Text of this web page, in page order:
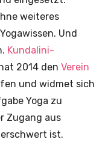
weiteres
Und
Kundalini-
2014 den Verein
und widmet sich
Yoga zu
Zugang aus
ist.